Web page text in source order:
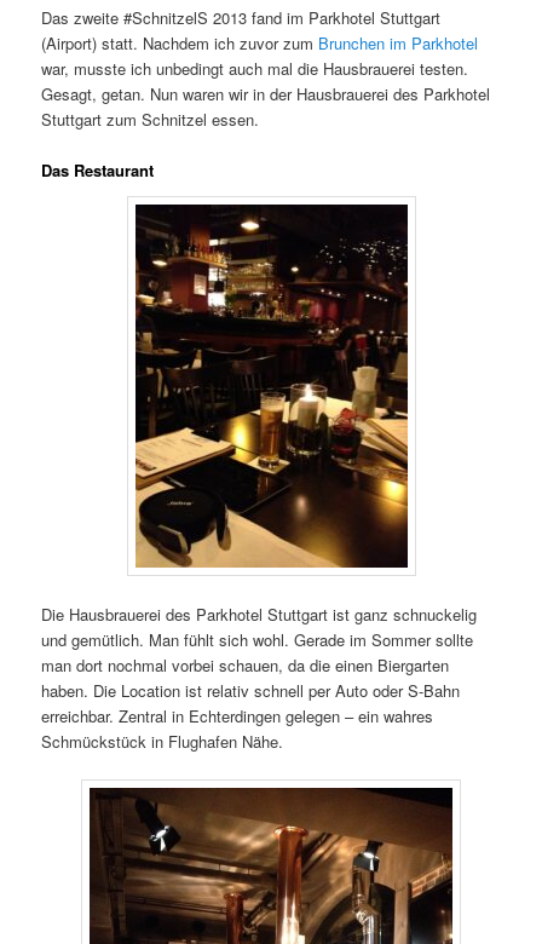
Das zweite #SchnitzelS 2013 fand im Parkhotel Stuttgart
(Airport) statt. Nachdem ich zuvor zum Brunchen im Parkhotel
war, musste ich unbedingt auch mal die Hausbrauerei testen.
Gesagt, getan. Nun waren wir in der Hausbrauerei des Parkhotel
Stuttgart zum Schnitzel essen.
Das Restaurant
Die Hausbrauerei des Parkhotel Stuttgart ist ganz schnuckelig
und gemütlich. Man fühlt sich wohl. Gerade im Sommer sollte
man dort nochmal vorbei schauen, da die einen Biergarten
haben. Die Location ist relativ schnell per Auto oder S-Bahn
erreichbar. Zentral in Echterdingen gelegen – ein wahres
Schmückstück in Flughafen Nähe.